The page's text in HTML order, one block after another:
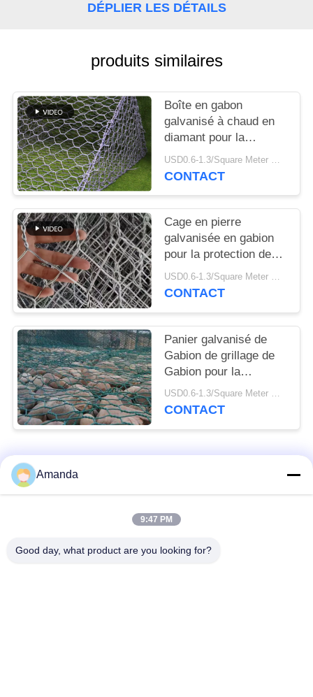
NOUVELLES
DEMANDEZ
CITATION
PLAN
DU
SITE
PRIVACY
POLICY
DÉPLIER LES DÉTAILS
produits similaires
Boîte en gabon
galvanisé à chaud en
diamant pour la
protection contre les
pentes 80*100 mm
USD0.6-1.3/Square Meter MOQ:100m2
CONTACT
Cage en pierre
galvanisée en gabion
pour la protection des
rivières 2*1*1m
USD0.6-1.3/Square Meter MOQ:50m2
CONTACT
Panier galvanisé de
Gabion de grillage de
Gabion pour la
protection côtière
3*1*1m
USD0.6-1.3/Square Meter MOQ:50 ensembles
CONTACT
Catégories populaires
Emballage structuré
Amanda
9:47 PM
Good day, what product are you looking for?